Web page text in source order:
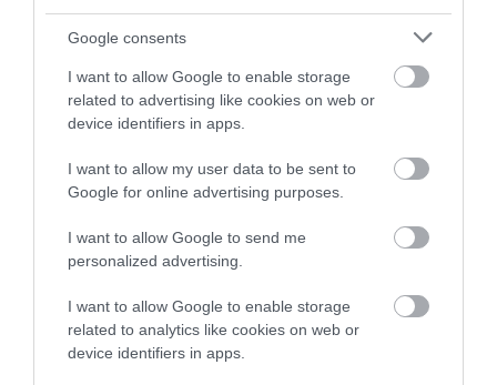
Google consents
I want to allow Google to enable storage
related to advertising like cookies on web or
device identifiers in apps.
I want to allow my user data to be sent to
Google for online advertising purposes.
I want to allow Google to send me
personalized advertising.
I want to allow Google to enable storage
related to analytics like cookies on web or
device identifiers in apps.
toronyőrök dolgoztak: John
Wilson igazgató, John B.
Henderson első asszisztens,
John Lockhart
másodasszisztens. A lencsét
és a gépet a James Dove &
Co. Engineers szállította, és
William Burness, John
Harrower és James Dods
építette, akik a fenti cég
mérnökei.